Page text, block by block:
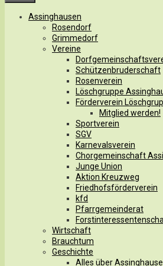
Assinghausen
Rosendorf
Grimmedorf
Vereine
Schützenbruderschaft
Rosenverein
Löschgruppe
Förderverein
Mitglied werden!
Sportverein
SGV
Karnevalsverein
Chorgemeinschaft
Junge Union
Aktion Kreuzweg
Friedhofsförderverein
kfd
Pfarrgemeinderat
Wirtschaft
Brauchtum
Geschichte
Alles über